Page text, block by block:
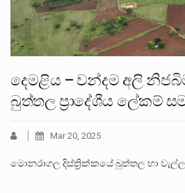
දෙමළිය – වන්දම අලි
බුත්තල ප්‍රාදේශීය ලේකම්
Mar 20, 2025
මොනරාගල දිස්ත්‍රික්කයේ බුත්තල හා